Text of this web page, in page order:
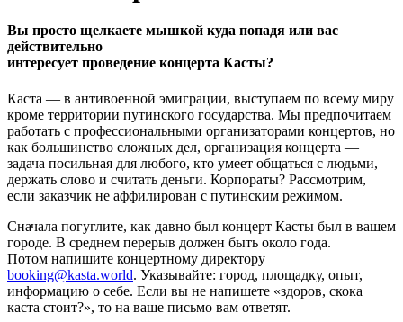
Вы просто щелкаете мышкой куда попадя или вас
действительно
интересует проведение концерта Касты?
Каста — в антивоенной эмиграции, выступаем по всему миру
кроме территории путинского государства. Мы предпочитаем
работать с профессиональными организаторами концертов, но
как большинство сложных дел, организация концерта —
задача посильная для любого, кто умеет общаться с людьми,
держать слово и считать деньги. Корпораты? Рассмотрим,
если заказчик не аффилирован с путинским режимом.
Сначала погуглите, как давно был концерт Касты был в вашем
городе. В среднем перерыв должен быть около года.
Потом напишите концертному директору
booking@kasta.world. Указывайте: город, площадку, опыт,
информацию о себе. Если вы не напишете «здоров, скока
каста стоит?», то на ваше письмо вам ответят.